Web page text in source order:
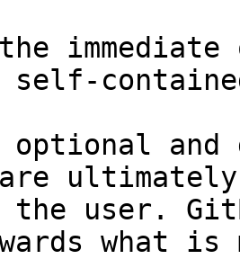
and
the user.
what